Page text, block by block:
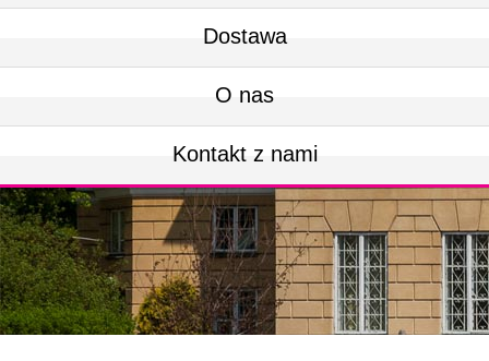
Dostawa
O nas
Kontakt z nami